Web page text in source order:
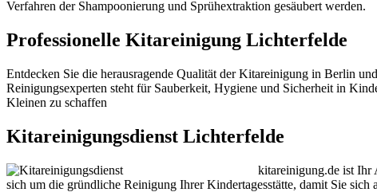
Verfahren der Shampoonierung und Sprühextraktion gesäubert werden.
Professionelle Kitareinigung Lichterfelde
Entdecken Sie die herausragende Qualität der Kitareinigung in Berlin
Reinigungsexperten steht für Sauberkeit, Hygiene und Sicherheit in
Kleinen zu schaffen
Kitareinigungsdienst Lichterfelde
kitareinigung.de ist Ihr
sich um die gründliche Reinigung Ihrer Kindertagesstätte, damit Sie